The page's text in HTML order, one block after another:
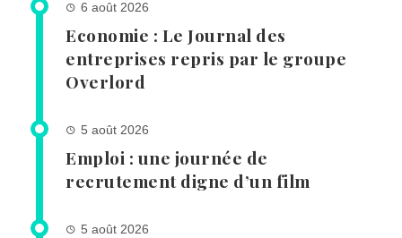
6 août 2026
Economie : Le Journal des
entreprises repris par le groupe
Overlord
5 août 2026
Emploi : une journée de
recrutement digne d’un film
5 août 2026